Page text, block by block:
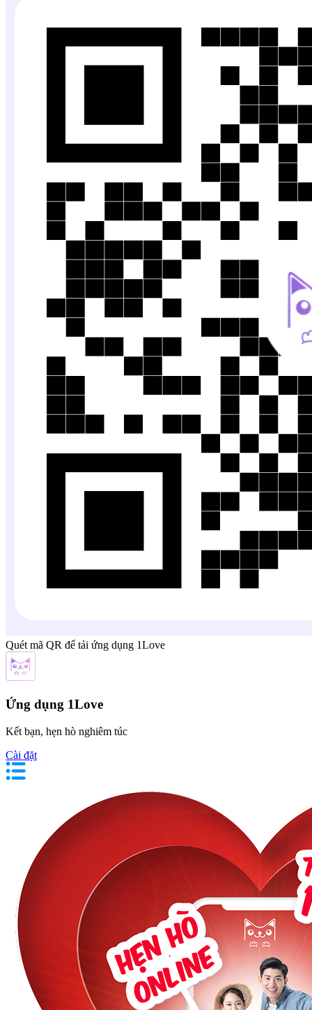
Quét mã QR để tải ứng dụng 1Love
Ứng dụng 1Love
Kết bạn, hẹn hò nghiêm túc
Cài đặt